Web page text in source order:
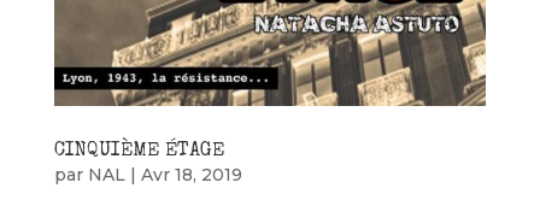
CINQUIÈME ÉTAGE
par NAL| Avr 18, 2019